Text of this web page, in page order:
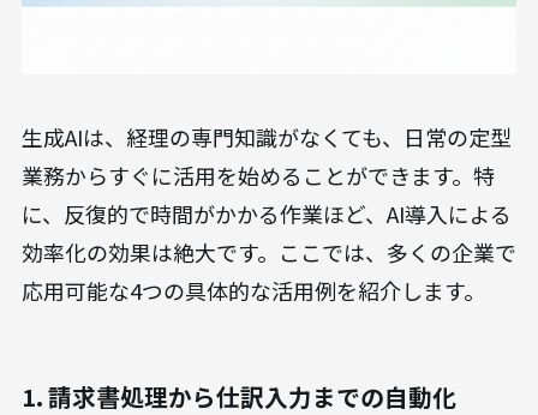
生成AIは、経理の専門知識がなくても、日常の定型
業務からすぐに活用を始めることができます。特
に、反復的で時間がかかる作業ほど、AI導入による
効率化の効果は絶大です。ここでは、多くの企業で
応用可能な4つの具体的な活用例を紹介します。
1. 請求書処理から仕訳入力までの自動化